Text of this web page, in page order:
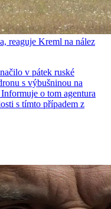
reaguje Kreml na nález
v pátek ruské
s výbušninou na
o tom agentura
s tímto případem z